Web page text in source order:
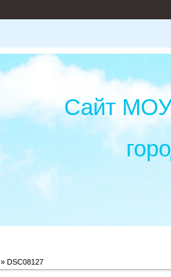
Сайт
» DSC08127